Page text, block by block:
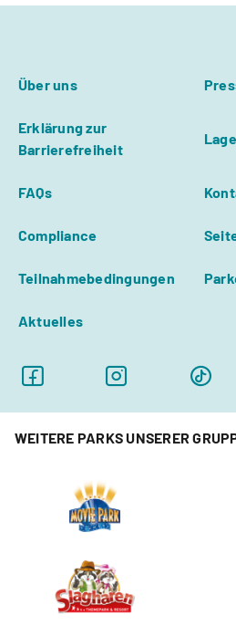
Über uns
Erklärung zur
Barrierefreiheit
FAQs
Compliance
Teilnahmebedingungen
Aktuelles
WEITERE PARKS UNSERER